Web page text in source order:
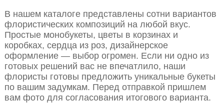
В нашем каталоге представлены сотни вариантов
флористических композиций на любой вкус.
Простые монобукеты, цветы в корзинах и
коробках, сердца из роз, дизайнерское
оформление — выбор огромен. Если ни одно из
готовых решений вас не впечатлило, наши
флористы готовы предложить уникальные букеты
по вашим задумкам. Перед отправкой пришлем
вам фото для согласования итогового варианта.